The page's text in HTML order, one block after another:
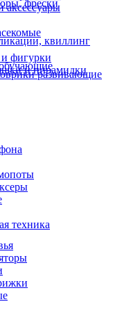
фигурки
и пирамидки
фрески
квиллинг
развивающие
техника